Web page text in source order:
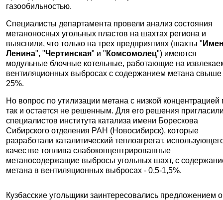
газообильностью.
Специалисты департамента провели анализ состояния
метаноносных угольных пластов на шахтах региона и
выяснили, что только на трех предприятиях (шахты "
Ленина", "Чертинская" и "Комсомолец") имеются
модульные блочные котельные, работающие на
вентиляционных выбросах с содержанием метана свыше
25%.
Но вопрос по утилизации метана с низкой концентрацией
так и остается не решенным. Для его решения
специалистов института катализа имени Борескова
Сибирского отделения РАН (Новосибирск), которые
разработали каталитический теплоагрегат,
качестве топлива слабоконцентрированные
метаносодержащие выбросы угольных шахт, с
метана в вентиляционных выбросах - 0,5-1,5%.
Кузбасские угольщики заинтересовались предложением о